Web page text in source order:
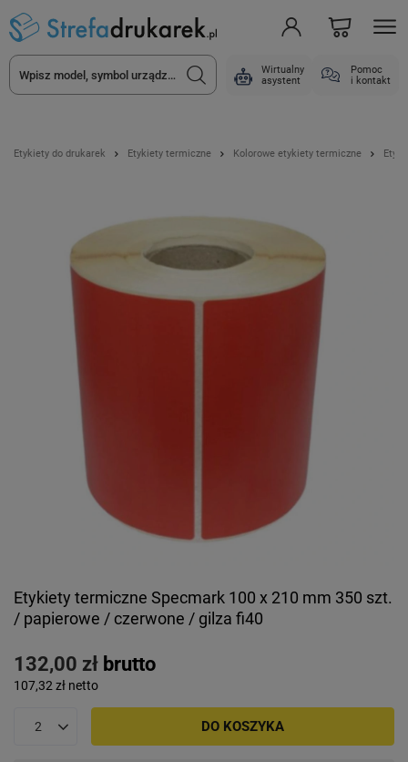
Wirtualny
asystent
Pomoc
i kontakt
Etykiety do drukarek Etykiety termiczne Kolorowe etykiety termiczne
Etykiety termiczne Specmark 100 x 210 mm 350 szt.
/ papierowe / czerwone / gilza fi40
132,00 zł brutto
107,32 zł netto
DO KOSZYKA